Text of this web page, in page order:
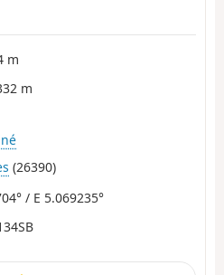
m
m
(26390)
/ E 5.069235°